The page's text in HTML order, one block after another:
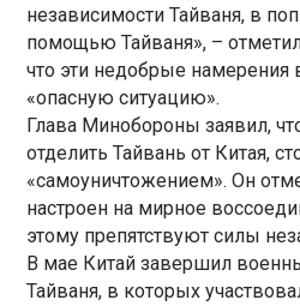
независимости Тайваня, в
помощью Тайваня», –
что эти недобрые намерения
«опасную ситуацию».
Глава Минобороны заявил,
отделить Тайвань от Китая,
«самоуничтожением». Он
настроен на мирное
этому препятствуют силы
В мае Китай завершил
Тайваня, в которых